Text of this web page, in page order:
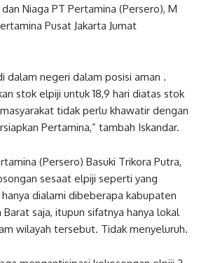
Niaga PT Pertamina (Persero), M
Pusat Jakarta Jumat
dalam negeri dalam posisi aman .
stok elpiji untuk 18,9 hari diatas stok
masyarakat tidak perlu khawatir dengan
Pertamina,” tambah Iskandar.
(Persero) Basuki Trikora Putra,
sesaat elpiji seperti yang
dialami dibeberapa kabupaten
saja, itupun sifatnya hanya lokal
wilayah tersebut. Tidak menyeluruh.